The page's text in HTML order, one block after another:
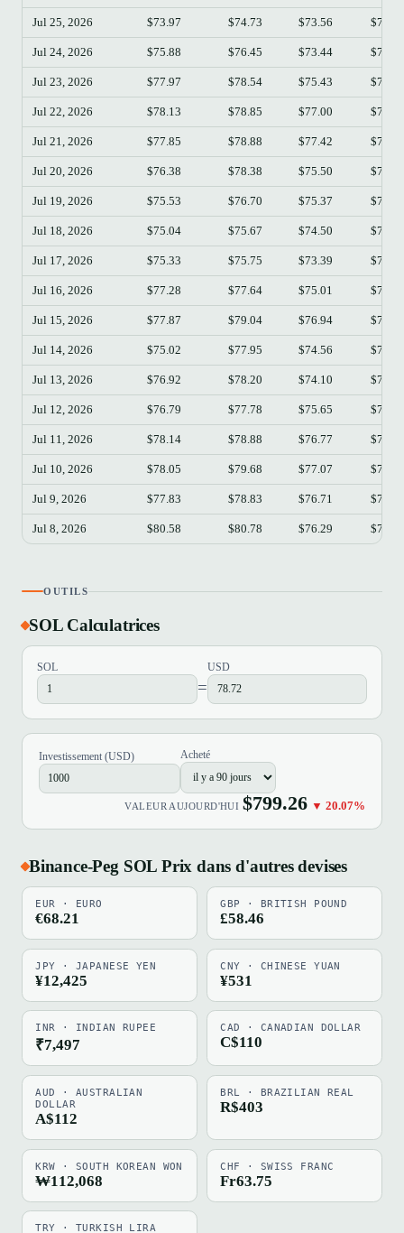
Jul 25, 2026 $73.97 $74.73 $73.56 $74.52
Jul 24, 2026 $75.88 $76.45 $73.44 $73.96
Jul 23, 2026 $77.97 $78.54 $75.43 $75.88
Jul 22, 2026 $78.13 $78.85 $77.00 $77.97
Jul 21, 2026 $77.85 $78.88 $77.42 $78.12
Jul 20, 2026 $76.38 $78.38 $75.50 $77.85
Jul 19, 2026 $75.53 $76.70 $75.37 $76.38
Jul 18, 2026 $75.04 $75.67 $74.50 $75.52
Jul 17, 2026 $75.33 $75.75 $73.39 $75.04
Jul 16, 2026 $77.28 $77.64 $75.01 $75.32
Jul 15, 2026 $77.87 $79.04 $76.94 $77.29
Jul 14, 2026 $75.02 $77.95 $74.56 $77.87
Jul 13, 2026 $76.92 $78.20 $74.10 $75.01
Jul 12, 2026 $76.79 $77.78 $75.65 $76.92
Jul 11, 2026 $78.14 $78.88 $76.77 $76.79
Jul 10, 2026 $78.05 $79.68 $77.07 $78.13
Jul 9, 2026 $77.83 $78.83 $76.71 $78.04
Jul 8, 2026 $80.58 $80.78 $76.29 $77.83
OUTILS
SOL Calculatrices
SOL
=
USD
Investissement (USD) Acheté
VALEUR AUJOURD'HUI $799.26 ▼ 20.07%
Binance-Peg SOL Prix dans d'autres devises
EUR · EURO
€68.21
GBP · BRITISH POUND
£58.46
JPY · JAPANESE YEN
¥12,425
CNY · CHINESE YUAN
¥531
INR · INDIAN RUPEE
₹7,497
CAD · CANADIAN DOLLAR
C$110
AUD · AUSTRALIAN
DOLLAR
A$112
BRL · BRAZILIAN REAL
R$403
KRW · SOUTH KOREAN WON
₩112,068
CHF · SWISS FRANC
Fr63.75
TRY · TURKISH LIRA